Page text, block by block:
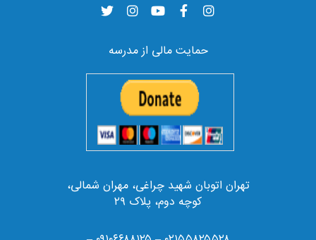
حمایت مالی از مدرسه
تهران اتوبان شهید چراغی، مهران شمالی،
کوچه دوم، پلاک ۲۹